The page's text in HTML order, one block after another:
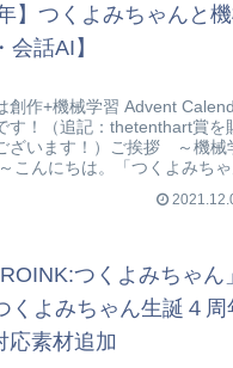
】つくよみちゃんと
会話AI】
創作+機械学習 Advent
す！（追記：thetenthart賞を
ざいます！）ご挨拶 ～機械
こんにちは。「つくよみち
つくよみちゃん
くよみちゃん生誕４周
応素材追加